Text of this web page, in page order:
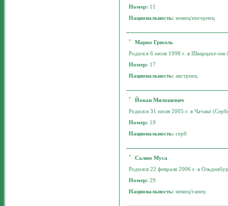
Номер: 11
Национальность:немец/нигериец
Марко Грюлль
Родился 6 июля 1998 г. в Шварцахе-
Номер: 17
Национальность:австриец
Йован Милошевич
Родился 31 июля 2005 г. в Чачаке
Номер: 19
Национальность:серб
Салим Муса
Родился 22 февраля 2006 г. в
Номер:29
Национальность:немец/ганец